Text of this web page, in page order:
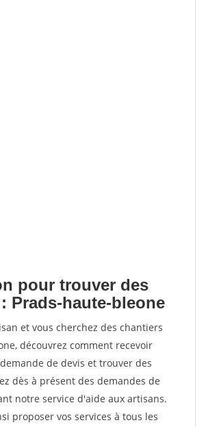
pour trouver des
Prads-haute-bleone
et vous cherchez des chantiers
découvrez comment recevoir
de devis et trouver des
dès à présent des demandes de
notre service d'aide aux artisans.
proposer vos services à tous les